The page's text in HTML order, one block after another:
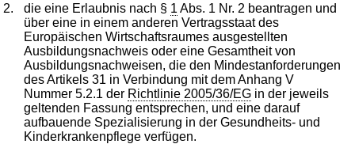
2. die eine Erlaubnis nach § 1 Abs. 1 Nr. 2 beantragen und
über eine in einem anderen Vertragsstaat des
Europäischen Wirtschaftsraumes ausgestellten
Ausbildungsnachweis oder eine Gesamtheit von
Ausbildungsnachweisen, die den Mindestanforderungen
des Artikels 31 in Verbindung mit dem Anhang V
Nummer 5.2.1 der Richtlinie 2005/36/EG in der jeweils
geltenden Fassung entsprechen, und eine darauf
aufbauende Spezialisierung in der Gesundheits- und
Kinderkrankenpflege verfügen.